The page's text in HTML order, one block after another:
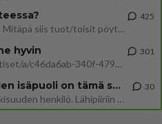
Siinäpä se kysymys on otsikossa. Mitäpä siis tuot/toisit pöytään parisuhteessa? Oletko mies vai nainen? Koetko sen mitä
425
hyvin
https://www.iltalehti.fi/viihdeuutiset/a/c46da6ab-340f-4790-aaa7-0865eed2336 Yrityksen konkurssihakemus on tullut kärä
301
Tiesitkö? Martina Aitolehden isäpuoli on tämä suosittu laulaja
Martina Aitolehti on seurattu julkisuuden henkilö. Lähipiiriin mahtuu muitakin tunnettuja henkilöitä. Tiesitkö, että Ma
30